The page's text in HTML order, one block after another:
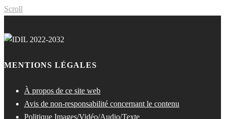
Scroll
MENTIONS LÉGALES
À propos de ce site web
Avis de non-responsabilité concernant le contenu
Politique Images/Vidéo/Audio/Texte